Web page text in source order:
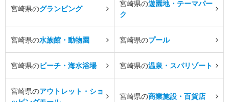
宮崎県のグランピング
宮崎県の遊園地・テーマパー
ク
宮崎県の水族館・動物園 宮崎県のプール
宮崎県のビーチ・海水浴場 宮崎県の温泉・スパリゾート
宮崎県のアウトレット・ショ
宮崎県の商業施設・百貨店